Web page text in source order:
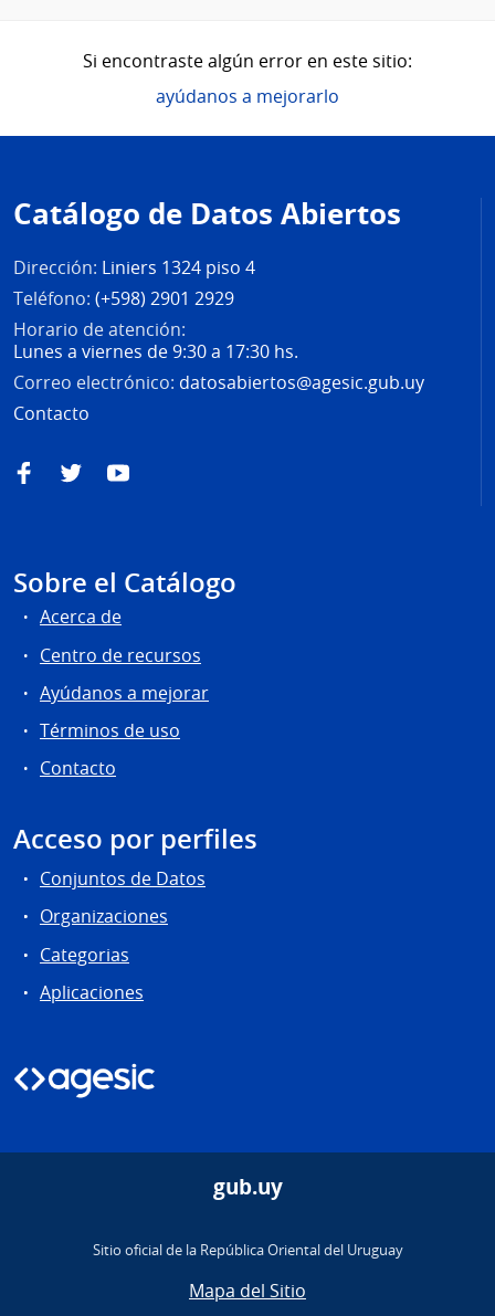
Si encontraste algún error en este sitio:
ayúdanos a mejorarlo
de
página
Catálogo de Datos Abiertos
Dirección: Liniers 1324 piso 4
Teléfono: (+598) 2901 2929
Horario de atención:
Lunes a viernes de 9:30 a 17:30 hs.
Correo electrónico: datosabiertos@agesic.gub.uy
Contacto
FacebookTwitterYouTube
Sobre el Catálogo
Acerca de
Centro de recursos
Ayúdanos a mejorar
Términos de uso
Contacto
Acceso por perfiles
Conjuntos de Datos
Organizaciones
Categorias
Aplicaciones
gub.uy
Sitio oficial de la República Oriental del Uruguay
Mapa del Sitio